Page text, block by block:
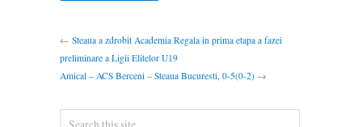
← Steaua a zdrobit Academia Regala in prima etapa a fazei
preliminare a Ligii Elitelor U19
Amical – ACS Berceni – Steaua Bucuresti, 0-5(0-2) →